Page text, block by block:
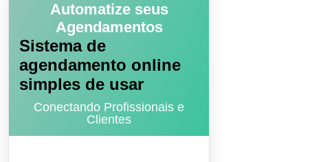
Automatize seus
Agendamentos
Sistema de
agendamento online
simples de usar
Conectando Profissionais e
Clientes